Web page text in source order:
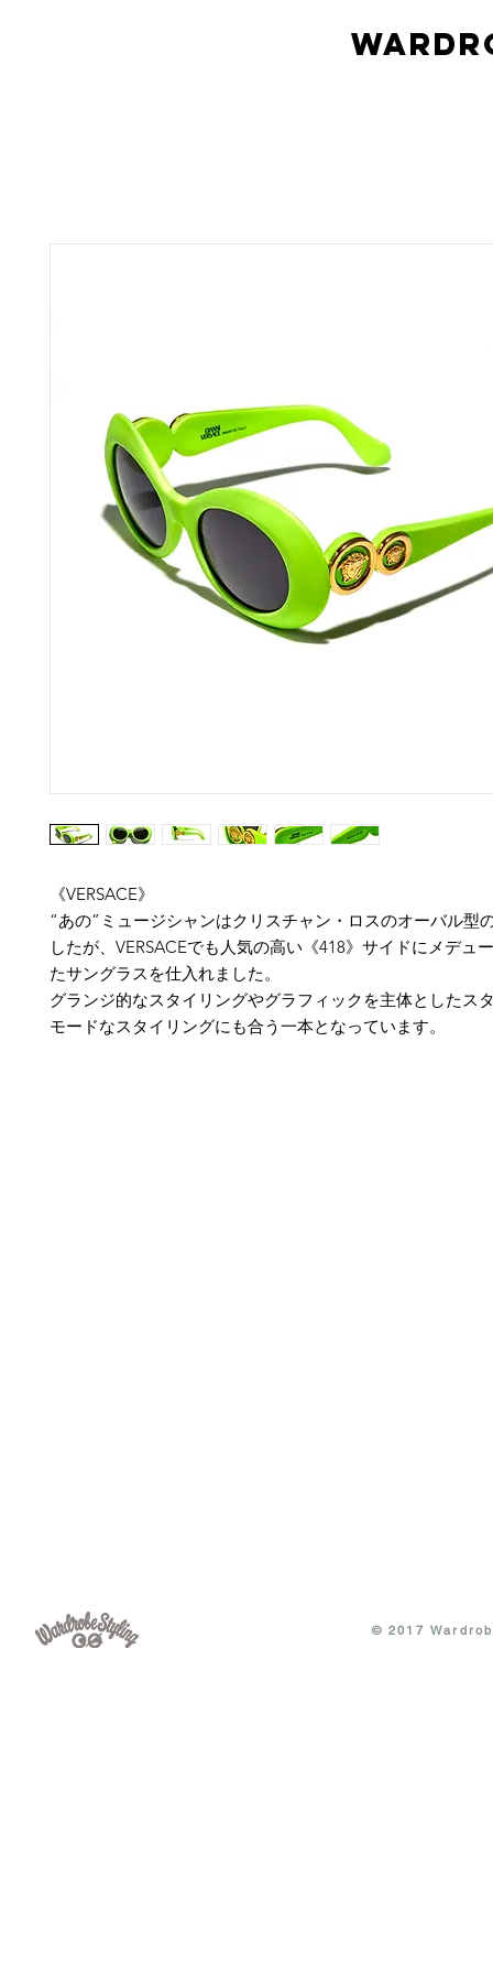
《VERSACE》
“あの”ミュージシャンはクリスチャン・ロスのオーバル型
したが、VERSACEでも人気の高い《418》サイドにメデュ
たサングラスを仕入れました。
グランジ的なスタイリングやグラフィックを主体としたス
モードなスタイリングにも合う一本となっています。
© 2017